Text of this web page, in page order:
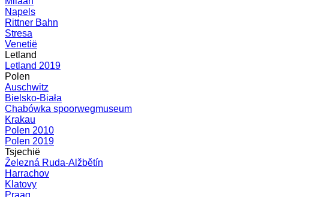
Napels
Rittner Bahn
Stresa
Venetië
Letland
Letland 2019
Polen
Auschwitz
Bielsko-Biała
Chabówka spoorwegmuseum
Krakau
Polen 2010
Polen 2019
Tsjechië
Železná Ruda-Alžbětín
Harrachov
Klatovy
Praag